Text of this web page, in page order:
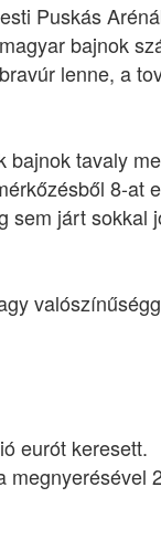
Puskás
bajnok
lenne, a
tavaly
8-at
sem járt sokkal
eurót keresett.
megnyerésével